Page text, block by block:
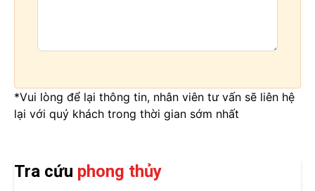
*Vui lòng để lại thông tin, nhân viên tư vấn sẽ liên hệ
lại với quý khách trong thời gian sớm nhất
Tra cứu phong thủy